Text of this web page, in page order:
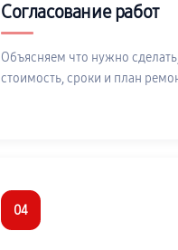
Согласование работ
Объясняем что нужно
стоимость, сроки и план
04